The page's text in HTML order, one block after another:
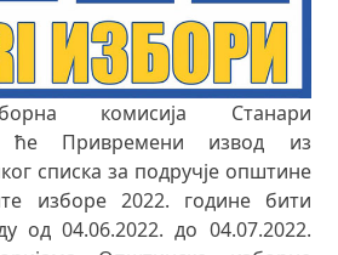
комисија Станари
ће Привремени извод из
списка за подручје општине
изборе 2022. године бити
од 04.06.2022. до 04.07.2022.